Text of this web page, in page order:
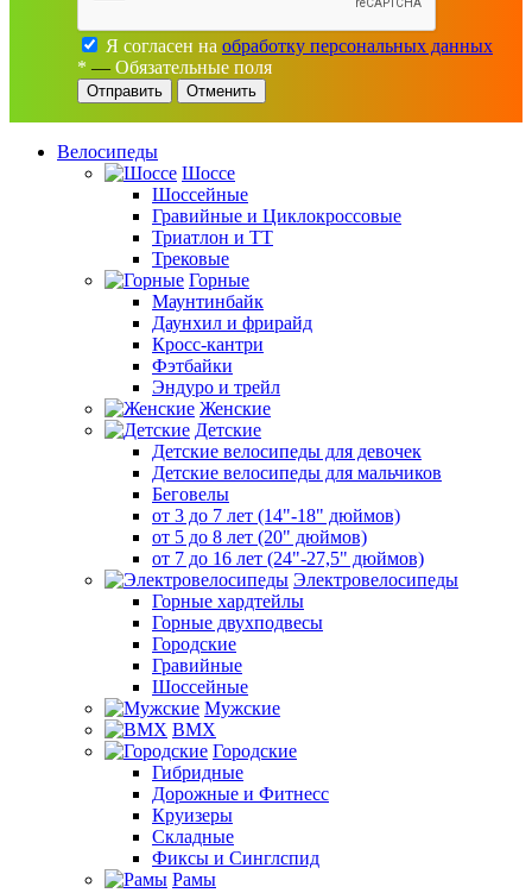
Я согласен на обработку персональных данных
* — Обязательные поля
Отменить
Велосипеды
Шоссе
Шоссейные
Гравийные и Циклокроссовые
Триатлон и ТТ
Трековые
Горные
Маунтинбайк
Даунхил и фрирайд
Кросс-кантри
Фэтбайки
Эндуро и трейл
Женские
Детские
Детские велосипеды для девочек
Детские велосипеды для мальчиков
Беговелы
от 3 до 7 лет (14"-18" дюймов)
от 5 до 8 лет (20" дюймов)
от 7 до 16 лет (24"-27,5" дюймов)
Электровелосипеды
Горные хардтейлы
Горные двухподвесы
Городские
Гравийные
Шоссейные
Мужские
BMX
Городские
Гибридные
Дорожные и Фитнесс
Круизеры
Складные
Фиксы и Синглспид
Рамы